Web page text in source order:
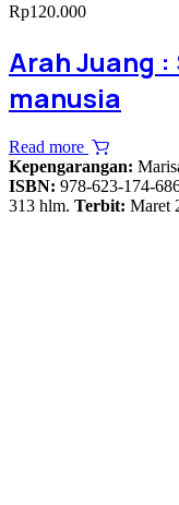
Rp120.000
Arah Juang
manusia
Read more
Kepengarangan:
ISBN: 978-623-174-
313 hlm. Terbit: Maret